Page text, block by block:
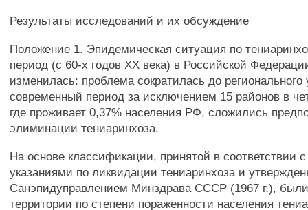
Результаты исследований и их обсуждение
Положение 1. Эпидемическая ситуация по
период (с 60-х годов XX века) в Российской
изменилась: проблема сократилась до регионального
современный период за исключением 15 районов в
где проживает 0,37% населения РФ, сложились
элиминации тениаринхоза.
На основе классификации, принятой в соответствии
указаниями по ликвидации тениаринхоза и
Санэпидуправлением Минздрава СССР (1967 г.),
территории по степени пораженности населения